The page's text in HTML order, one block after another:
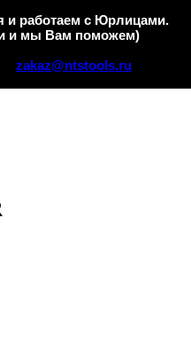
zakaz@ntstools.ru
и работаем с Юрлицами.
и мы Вам поможем)